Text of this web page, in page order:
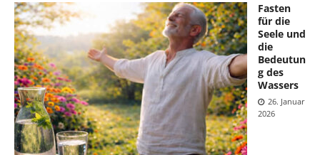
Fasten
für die
Seele und
die
Bedeutun
g des
Wassers
26. Januar
2026